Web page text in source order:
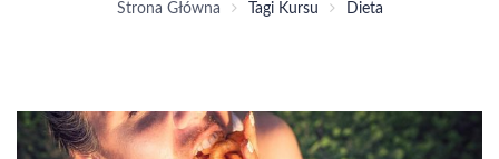
Strona Główna Tagi Kursu Dieta